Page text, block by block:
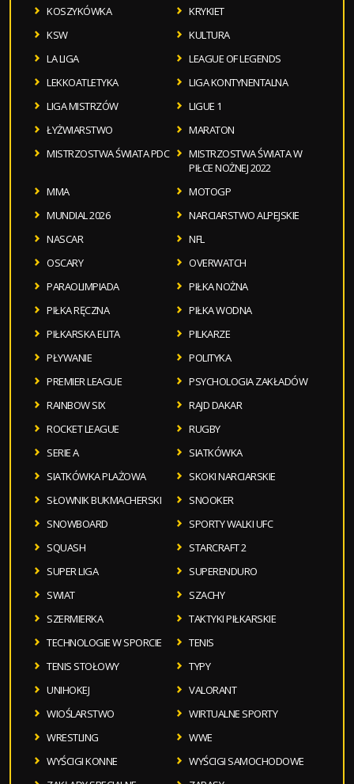
KOSZYKÓWKA
KRYKIET
KSW
KULTURA
LA LIGA
LEAGUE OF LEGENDS
LEKKOATLETYKA
LIGA KONTYNENTALNA
LIGA MISTRZÓW
LIGUE 1
ŁYŻWIARSTWO
MARATON
MISTRZOSTWA ŚWIATA PDC
MISTRZOSTWA ŚWIATA W
PIŁCE NOŻNEJ 2022
MMA
MOTOGP
MUNDIAL 2026
NARCIARSTWO ALPEJSKIE
NASCAR
NFL
OSCARY
OVERWATCH
PARAOLIMPIADA
PIŁKA NOŻNA
PIŁKA RĘCZNA
PIŁKA WODNA
PIŁKARSKA ELITA
PILKARZE
PŁYWANIE
POLITYKA
PREMIER LEAGUE
PSYCHOLOGIA ZAKŁADÓW
RAINBOW SIX
RAJD DAKAR
ROCKET LEAGUE
RUGBY
SERIE A
SIATKÓWKA
SIATKÓWKA PLAŻOWA
SKOKI NARCIARSKIE
SŁOWNIK BUKMACHERSKI
SNOOKER
SNOWBOARD
SPORTY WALKI UFC
SQUASH
STARCRAFT 2
SUPER LIGA
SUPERENDURO
SWIAT
SZACHY
SZERMIERKA
TAKTYKI PIŁKARSKIE
TECHNOLOGIE W SPORCIE
TENIS
TENIS STOŁOWY
TYPY
UNIHOKEJ
VALORANT
WIOŚLARSTWO
WIRTUALNE SPORTY
WRESTLING
WWE
WYŚCIGI KONNE
WYŚCIGI SAMOCHODOWE